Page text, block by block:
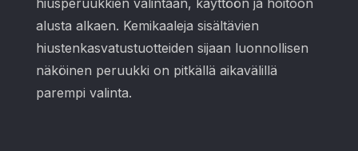
alusta alkaen. Kemikaaleja sisältävien
hiustenkasvatustuotteiden sijaan luonnollisen
näköinen peruukki on pitkällä aikavälillä
parempi valinta.